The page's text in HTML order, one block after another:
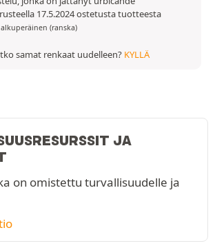
17.5.2024 ostetusta tuotteesta
alkuperäinen (ranska)
samat renkaat uudelleen? KYLLÄ
JA
on omistettu turvallisuudelle ja